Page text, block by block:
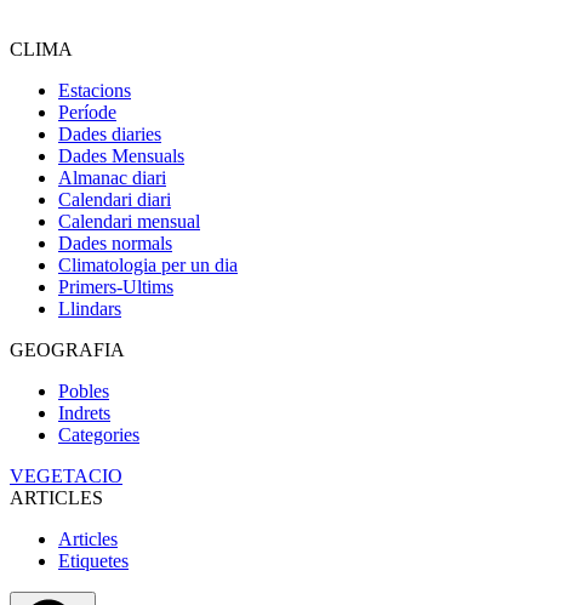
CLIMA
Estacions
Període
Dades diaries
Dades Mensuals
Almanac diari
Calendari diari
Calendari mensual
Dades normals
Climatologia per un dia
Primers-Ultims
Llindars
GEOGRAFIA
Pobles
Indrets
Categories
VEGETACIO
ARTICLES
Articles
Etiquetes